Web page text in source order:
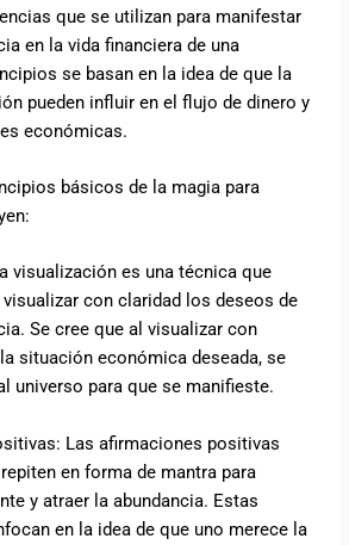
que se utilizan para manifestar
en la vida financiera de una
se basan en la idea de que la
pueden influir en el flujo de dinero y
económicas.
básicos de la magia para
visualización es una técnica que
con claridad los deseos de
Se cree que al visualizar con
situación económica deseada, se
universo para que se manifieste.
Las afirmaciones positivas
en forma de mantra para
y atraer la abundancia. Estas
en la idea de que uno merece la